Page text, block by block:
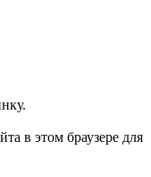
в этом браузере для